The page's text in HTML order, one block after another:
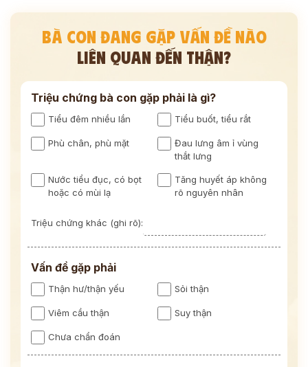
BÀ CON ĐANG GẶP VẤN ĐỀ NÀO
LIÊN QUAN ĐẾN THẬN?
Triệu chứng bà con gặp phải là gì?
Tiểu đêm nhiều lần Tiểu buốt, tiểu rắt
Phù chân, phù mặt
Đau lưng âm ỉ vùng
thắt lưng
Nước tiểu đục, có bọt
hoặc có mùi lạ
Tăng huyết áp không
rõ nguyên nhân
Triệu chứng khác (ghi rõ):
Vấn đề gặp phải
Thận hư/thận yếu Sỏi thận
Viêm cầu thận Suy thận
Chưa chẩn đoán